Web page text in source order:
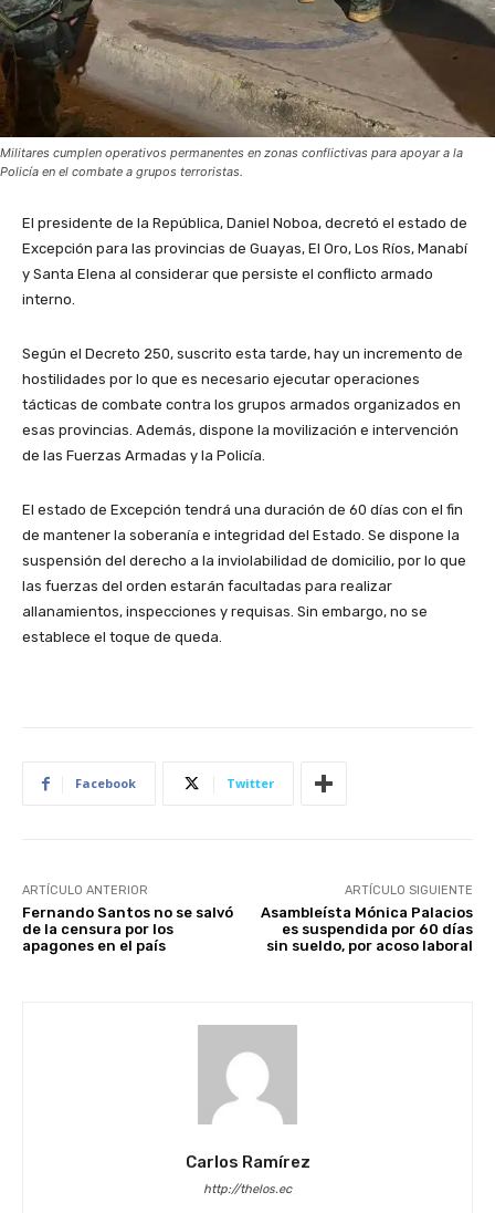
Militares cumplen operativos permanentes en zonas conflictivas para apoyar a la
Policía en el combate a grupos terroristas.
El presidente de la República, Daniel Noboa, decretó el estado de
Excepción para las provincias de Guayas, El Oro, Los Ríos, Manabí
y Santa Elena al considerar que persiste el conflicto armado
interno.
Según el Decreto 250, suscrito esta tarde, hay un incremento de
hostilidades por lo que es necesario ejecutar operaciones
tácticas de combate contra los grupos armados organizados en
esas provincias. Además, dispone la movilización e intervención
de las Fuerzas Armadas y la Policía.
El estado de Excepción tendrá una duración de 60 días con el fin
de mantener la soberanía e integridad del Estado. Se dispone la
suspensión del derecho a la inviolabilidad de domicilio, por lo que
las fuerzas del orden estarán facultadas para realizar
allanamientos, inspecciones y requisas. Sin embargo, no se
establece el toque de queda.
Facebook Twitter
ARTÍCULO ANTERIOR
Fernando Santos no se salvó
de la censura por los
apagones en el país
ARTÍCULO SIGUIENTE
Asambleísta Mónica Palacios
es suspendida por 60 días
sin sueldo, por acoso laboral
Carlos Ramírez
http://thelos.ec